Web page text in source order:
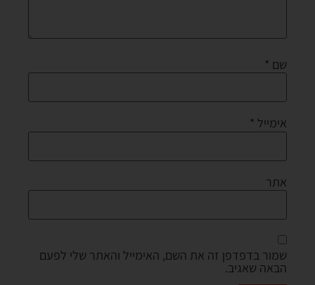
שם *
אימייל *
אתר
שמור בדפדפן זה את השם, האימייל והאתר שלי לפעם
הבאה שאגיב.